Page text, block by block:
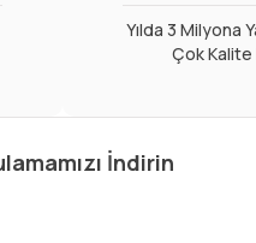
Yılda 3 Milyona
Çok
İndirin